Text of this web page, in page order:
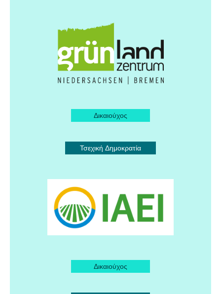
Δικαιούχος
Τσεχική Δημοκρατία
Δικαιούχος